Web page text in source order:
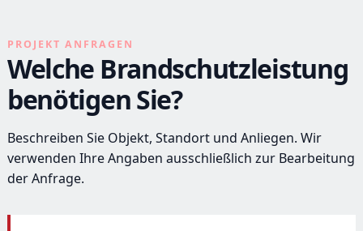
PROJEKT ANFRAGEN
Welche Brandschutzleistung
benötigen Sie?
Beschreiben Sie Objekt, Standort und Anliegen. Wir
verwenden Ihre Angaben ausschließlich zur Bearbeitung
der Anfrage.